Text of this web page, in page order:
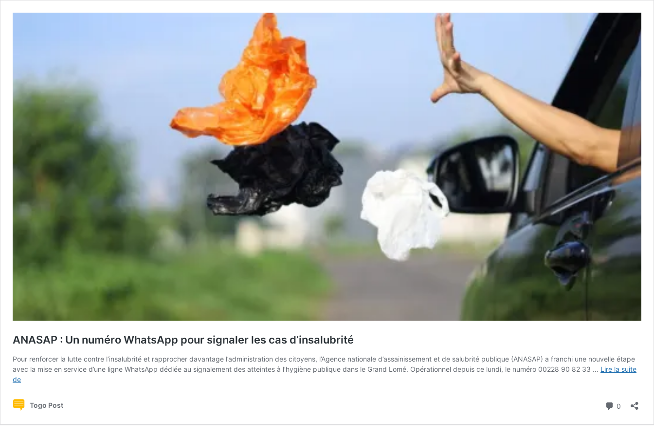
ANASAP : Un numéro WhatsApp pour signaler les cas d’insalubrité
Pour renforcer la lutte contre l’insalubrité et rapprocher davantage l’administration des citoyens, l’Agence nationale d’assainissement et de salubrité publique (ANASAP) a franchi une nouvelle étape
avec la mise en service d’une ligne WhatsApp dédiée au signalement des atteintes à l’hygiène publique dans le Grand Lomé. Opérationnel depuis ce lundi, le numéro 00228 90 82 33 … Lire la suite
deANASAP
Un
numéro
Togo Post 0